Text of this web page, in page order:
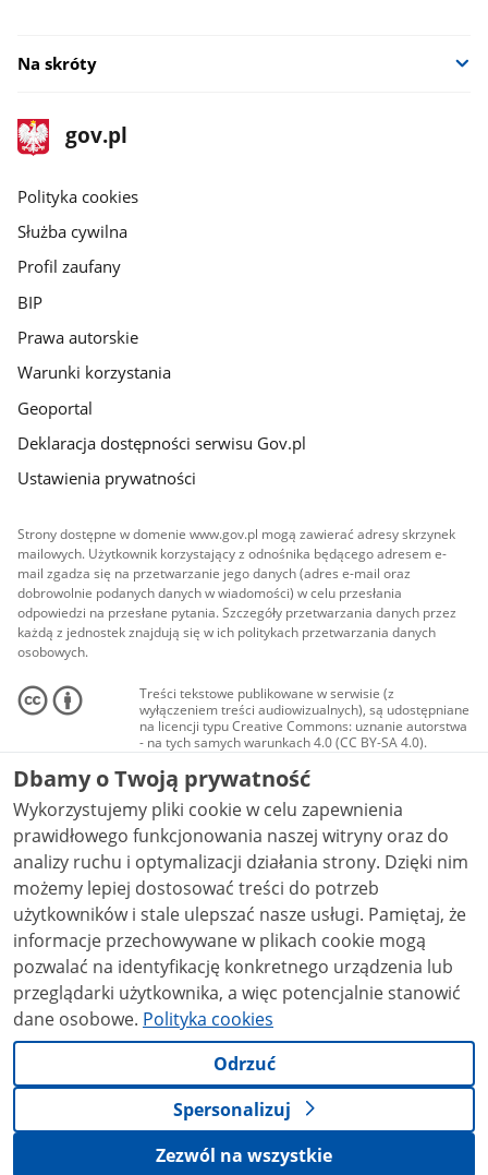
Na skróty
stopka
gov.pl
Strona
gov.pl
gov.pl
Polityka cookies
Służba cywilna
Profil zaufany
BIP
Prawa autorskie
Warunki korzystania
Geoportal
Deklaracja dostępności serwisu Gov.pl
Ustawienia prywatności
Strony dostępne w domenie www.gov.pl mogą zawierać adresy skrzynek
mailowych. Użytkownik korzystający z odnośnika będącego adresem e-
mail zgadza się na przetwarzanie jego danych (adres e-mail oraz
dobrowolnie podanych danych w wiadomości) w celu przesłania
odpowiedzi na przesłane pytania. Szczegóły przetwarzania danych przez
każdą z jednostek znajdują się w ich politykach przetwarzania danych
osobowych.
Treści tekstowe publikowane w serwisie (z
wyłączeniem treści audiowizualnych), są udostępniane
na licencji typu Creative Commons: uznanie autorstwa
- na tych samych warunkach 4.0 (CC BY-SA 4.0).
Materiały audiowizualne, w tym zdjęcia, materiały
audio i wideo, są udostępniane na licencji typu
Creative Commons: uznanie autorstwa użycie
niekomercyjne - bez utworów zależnych 4.0 (CC BY-
NC-ND 4.0), o ile nie jest to stwierdzone inaczej.
Dbamy o Twoją prywatność
Wykorzystujemy pliki cookie w celu zapewnienia
prawidłowego funkcjonowania naszej witryny oraz do
analizy ruchu i optymalizacji działania strony. Dzięki nim
możemy lepiej dostosować treści do potrzeb
użytkowników i stale ulepszać nasze usługi. Pamiętaj, że
informacje przechowywane w plikach cookie mogą
pozwalać na identyfikację konkretnego urządzenia lub
przeglądarki użytkownika, a więc potencjalnie stanowić
dane osobowe. Polityka cookies
Odrzuć
Spersonalizuj
Zezwól na wszystkie